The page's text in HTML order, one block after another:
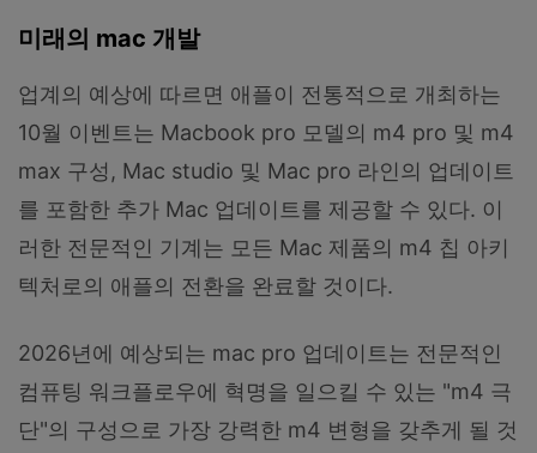
미래의 mac 개발
업계의 예상에 따르면 애플이 전통적으로 개최하는
10월 이벤트는 Macbook pro 모델의 m4 pro 및 m4
max 구성, Mac studio 및 Mac pro 라인의 업데이트
를 포함한 추가 Mac 업데이트를 제공할 수 있다. 이
러한 전문적인 기계는 모든 Mac 제품의 m4 칩 아키
텍처로의 애플의 전환을 완료할 것이다.
2026년에 예상되는 mac pro 업데이트는 전문적인
컴퓨팅 워크플로우에 혁명을 일으킬 수 있는 "m4 극
단"의 구성으로 가장 강력한 m4 변형을 갖추게 될 것